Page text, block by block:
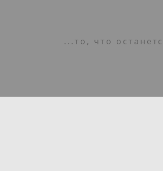
...то, что